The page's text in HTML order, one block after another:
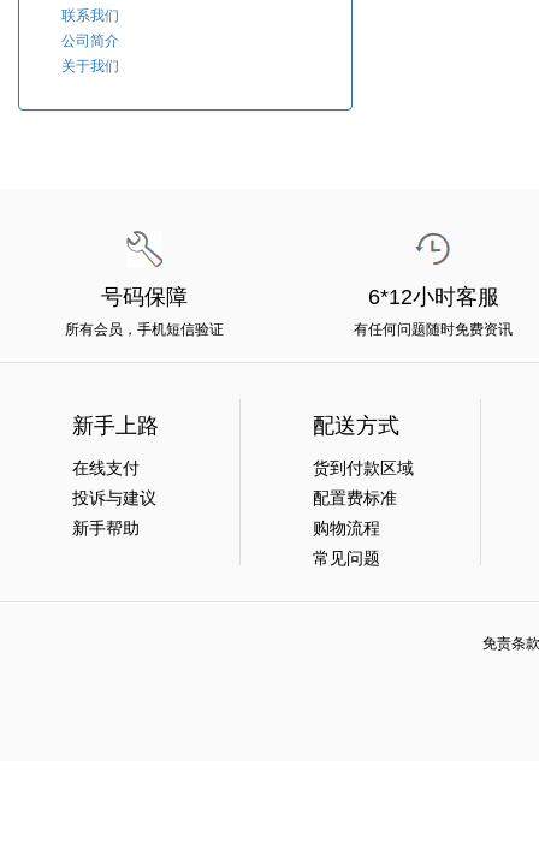
联系我们
公司简介
关于我们
号码保障
所有会员，手机短信验证
6*12小时客服
有任何问题随时免费资讯
新手上路
在线支付
投诉与建议
新手帮助
配送方式
货到付款区域
配置费标准
购物流程
常见问题
免责条款